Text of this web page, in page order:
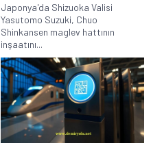
Japonya'da Shizuoka Valisi
Yasutomo Suzuki, Chuo
Shinkansen maglev hattının
inşaatını...